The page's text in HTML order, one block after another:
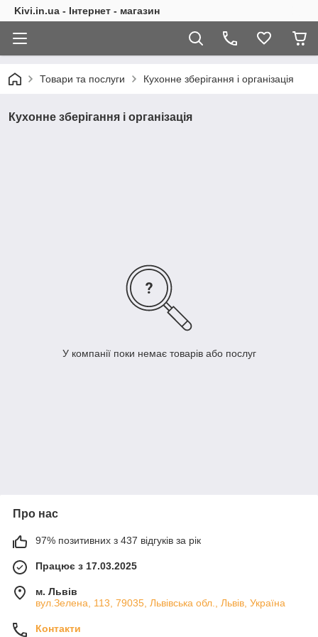
Kivi.in.ua - Інтернет - магазин
Товари та послуги Кухонне зберігання і організація
Кухонне зберігання і організація
У компанії поки немає товарів або послуг
Про нас
97% позитивних з 437 відгуків за рік
Працює з 17.03.2025
м. Львів
вул.Зелена, 113, 79035, Львівська обл., Львів, Україна
Контакти